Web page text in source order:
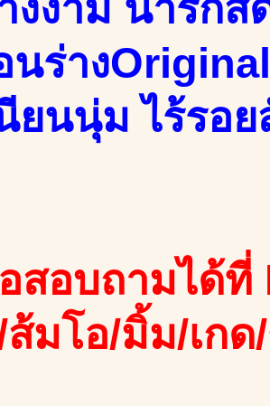
นร่าง
ยนนุ่ม ไร้รอ
สอบถามได้ที่
มโอ/มิ้ม/เกด